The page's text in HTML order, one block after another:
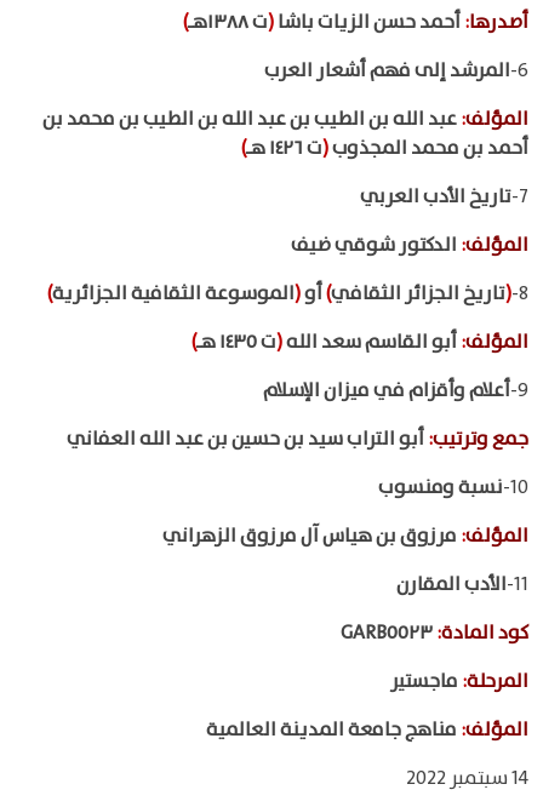
أصدرها:أحمد حسن الزيات باشا(ت ١٣٨٨هـ
)
6- المرشد إلى فهم أشعار العرب
المؤلف:عبد الله بن الطيب بن عبد الله بن الطيب بن محمد بن
أحمد بن محمد المجذوب(ت ١٤٢٦ هـ
)
7- تاريخ الأدب العربي
المؤلف: الدكتور شوقي ضيف
8-
(تاريخ الجزائر الثقافي)أو(الموسوعة الثقافية الجزائرية)
المؤلف:أبو القاسم سعد الله(ت ١٤٣٥ هـ
)
9- أعلام وأقزام في ميزان الإسلام
جمع وترتيب:أبو التراب سيد بن حسين بن عبد الله العفاني
10- نسبة ومنسوب
المؤلف: مرزوق بن هياس آل مرزوق الزهراني
11- الأدب المقارن
كود المادة:
المرحلة: ماجستير
المؤلف: مناهج جامعة المدينة العالمية
14 سبتمبر 2022